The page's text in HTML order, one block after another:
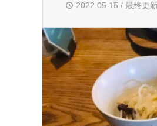
2022.05.15 / 最終更